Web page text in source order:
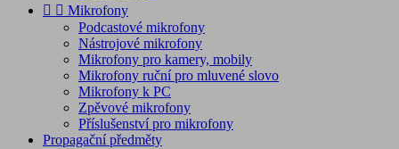
  Mikrofony
Podcastové mikrofony
Nástrojové mikrofony
Mikrofony pro kamery, mobily
Mikrofony ruční pro mluvené slovo
Mikrofony k PC
Zpěvové mikrofony
Příslušenství pro mikrofony
Propagační předměty